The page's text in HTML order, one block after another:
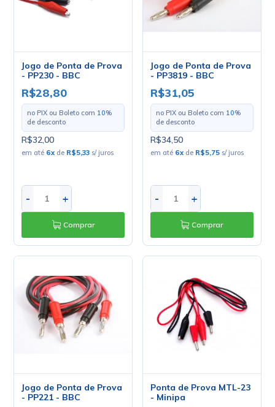
Jogo de Ponta de Prova
- PP230 - BBC
R$28,80
no PIX ou Boleto com 10%
de desconto
R$32,00
em até 6x de R$5,33 s/ juros
- +
Comprar
Jogo de Ponta de Prova
- PP3819 - BBC
R$31,05
no PIX ou Boleto com 10%
de desconto
R$34,50
em até 6x de R$5,75 s/ juros
- +
Comprar
Jogo de Ponta de Prova
- PP221 - BBC
Ponta de Prova MTL-23
- Minipa